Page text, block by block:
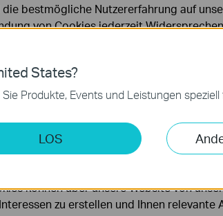
Link-Operation
nie
States?
Sie Produkte, Events und Leistungen
LOS
bestmögliche Nutzererfahrung auf
von Cookies jederzeit
zur Funktion der Website erforderlich und
Cookies
es uns, Ihre Aktivitäten auf
Website zu verbessern und
können über unsere Website von
zu erstellen und Ihnen relevante